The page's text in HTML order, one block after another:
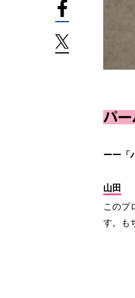
パ
ーー「
山田
このプ
す。も